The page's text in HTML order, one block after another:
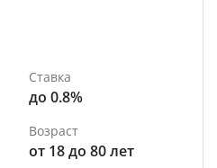
Ставка
до 0.8%
Возраст
от 18 до 80 лет